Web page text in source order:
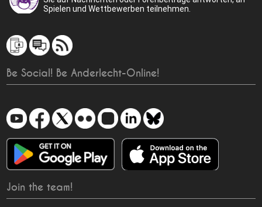
Spielen und Wettbewerben teilnehmen.
Be Social! Be Anderlecht-Online!
Join the team!